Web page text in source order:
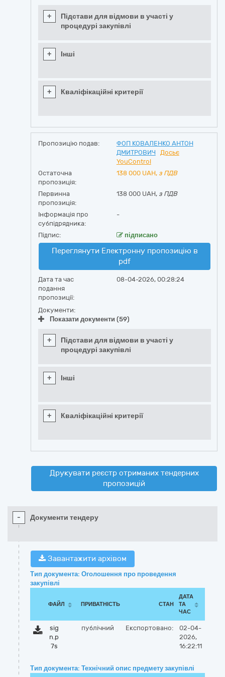
+
Підстави для відмови в участі у
процедурі закупівлі
+ Інші
+ Кваліфікаційні критерії
Пропозицію подав:
ФОП КОВАЛЕНКО АНТОН
ДМИТРОВИЧ
Досьє
YouControl
Остаточна
пропозиція:
138 000 UAH, з ПДВ
Первинна
пропозиція:
138 000 UAH, з ПДВ
Інформація про
субпідрядника:
-
Підпис: підписано
Переглянути Електронну пропозицію в
pdf
Дата та час
подання
пропозиції:
08-04-2026, 00:28:24
Документи:
Показати документи (59)
+
Підстави для відмови в участі у
процедурі закупівлі
+ Інші
+ Кваліфікаційні критерії
Друкувати реєстр отриманих тендерних
пропозицій
- Документи тендеру
Завантажити архівом
Тип документа: Оголошення про проведення
закупівлі
ФАЙЛ ПРИВАТНІСТЬ СТАН
ДАТА
ТА
ЧАС
sig
n.p
7s
публічний Експортовано:
02-04-
2026,
16:22:11
Тип документа: Технічний опис предмету закупівлі